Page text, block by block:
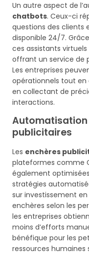
Un autre aspect de
chatbots. Ceux-ci
questions des clients
disponible 24/7.
ces assistants
offrant un service de
Les entreprises
opérationnels tout
en collectant de
interactions.
Automatisation
publicitaires
Les enchères
plateformes comme
également optimisées
stratégies
sur investissement
enchères selon les
les entreprises
moins d’efforts
bénéfique pour les
ressources humaines